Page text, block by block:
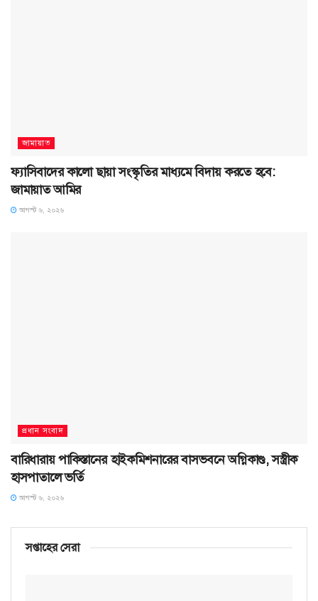
জামায়াত
ফ্যাসিবাদের কালো ছায়া সংস্কৃতির মাধ্যমে বিদায় করতে হবে:
জামায়াত আমির
আগস্ট ৬, ২০২৬
প্রধান সংবাদ
বারিধারায় পাকিস্তানের হাইকমিশনারের বাসভবনে অগ্নিকাণ্ড, সস্ত্রীক
হাসপাতালে ভর্তি
আগস্ট ৬, ২০২৬
সপ্তাহের সেরা